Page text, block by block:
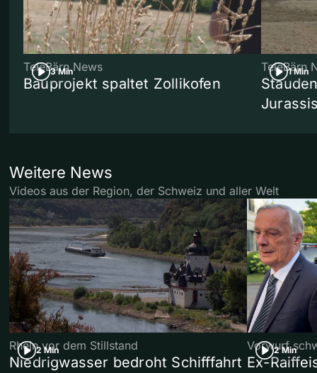
3 Min
TeleBärn News
Bauprojekt spaltet Zollikofen
1 Min
TeleBärn
Weitere News
Videos aus der Region, der Schweiz und aller Welt
2 Min
Rhein vor dem Stillstand
Niedrigwasser bedroht Schifffahrt
2 Min
Vorwurf
Ex-